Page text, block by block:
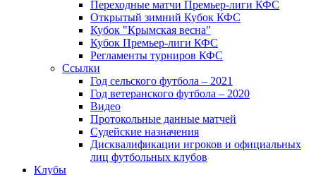
Переходные матчи Премьер-лиги КФС
Открытый зимний Кубок КФС
Кубок "Крымская весна"
Кубок Премьер-лиги КФС
Регламенты турниров КФС
Ссылки
Год сельского футбола – 2021
Год ветеранского футбола – 2020
Видео
Протокольные данные матчей
Судейские назначения
Дисквалификации игроков и официальных
лиц футбольных клубов
Клубы